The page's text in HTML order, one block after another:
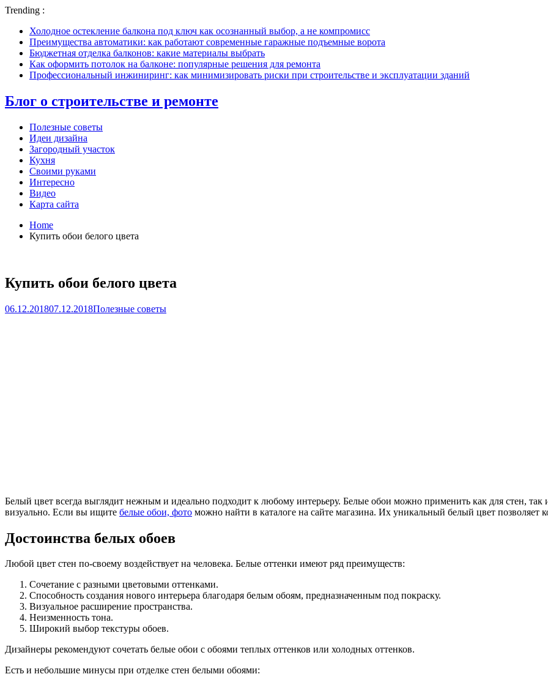
Trending :
Холодное остекление балкона под ключ как осознанный выбор, а не компромисс
Преимущества автоматики: как работают современные гаражные подъемные ворота
Бюджетная отделка балконов: какие материалы выбрать
Как оформить потолок на балконе: популярные решения для ремонта
Профессиональный инжиниринг: как минимизировать риски при строительстве и эксплуатации зданий
Блог о строительстве и ремонте
Полезные советы
Идеи дизайна
Загородный участок
Кухня
Своими руками
Интересно
Видео
Карта сайта
Home
Купить обои белого цвета
Купить обои белого цвета
06.12.201807.12.2018Полезные советы
Белый цвет всегда выглядит нежным и идеально подходит к любому интерьеру. Белые обои можно применить как для стен, так
визуально. Если вы ищите белые обои, фото можно найти в каталоге на сайте магазина. Их уникальный белый цвет позволяет
Достоинства белых обоев
Любой цвет стен по-своему воздействует на человека. Белые оттенки имеют ряд преимуществ:
Сочетание с разными цветовыми оттенками.
Способность создания нового интерьера благодаря белым обоям, предназначенным под покраску.
Визуальное расширение пространства.
Неизменность тона.
Широкий выбор текстуры обоев.
Дизайнеры рекомендуют сочетать белые обои с обоями теплых оттенков или холодных оттенков.
Есть и небольшие минусы при отделке стен белыми обоями: